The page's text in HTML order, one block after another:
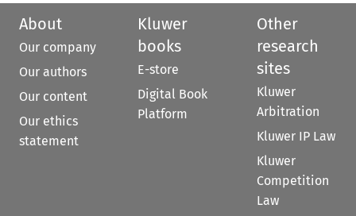
About
Our company
Our authors
Our content
Our ethics
statement
Kluwer
books
E-store
Digital Book
Platform
Other
research
sites
Kluwer
Arbitration
Kluwer IP Law
Kluwer
Competition
Law